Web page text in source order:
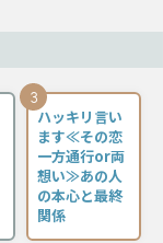
3
ハッキリ言い
ます≪その恋
一方通行or両
想い≫あの人
の本心と最終
関係